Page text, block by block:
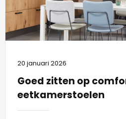
20 januari 2026
Goed zitten op
eetkamerstoelen